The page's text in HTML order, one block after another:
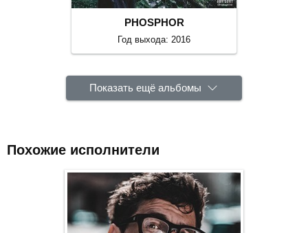
PHOSPHOR
Год выхода: 2016
Показать ещё альбомы
Похожие исполнители